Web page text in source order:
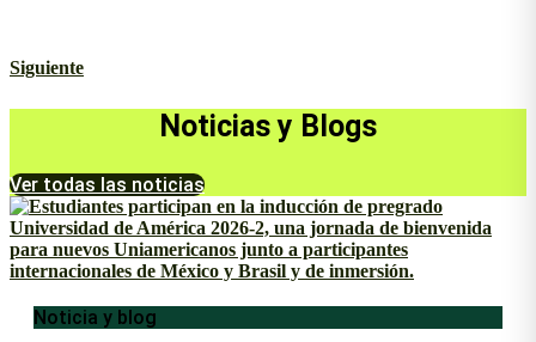
Siguiente
Noticias y Blogs
Ver todas las noticias
Noticia y blog